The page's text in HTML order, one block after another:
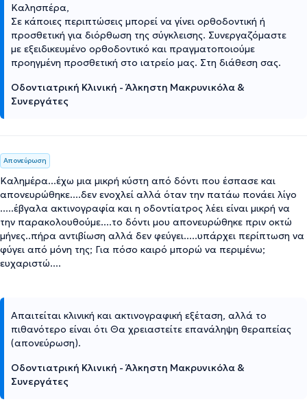
Καλησπέρα,
Σε κάποιες περιπτώσεις μπορεί να γίνει ορθοδοντική ή
προσθετική για διόρθωση της σύγκλεισης. Συνεργαζόμαστε
με εξειδικευμένο ορθοδοντικό και πραγματοποιούμε
προηγμένη προσθετική στο ιατρείο μας. Στη διάθεση σας.
Οδοντιατρική Κλινική - Άλκηστη Μακρυνικόλα &
Συνεργάτες
Απονεύρωση
Καλημέρα...έχω μια μικρή κύστη από δόντι που έσπασε και
απονευρώθηκε....δεν ενοχλεί αλλά όταν την πατάω πονάει λίγο
.....έβγαλα ακτινογραφία και η οδοντίατρος λέει είναι μικρή να
την παρακολουθούμε....το δόντι μου απονευρώθηκε πριν οκτώ
μήνες..πήρα αντιβίωση αλλά δεν φεύγει.....υπάρχει περίπτωση να
φύγει από μόνη της; Για πόσο καιρό μπορώ να περιμένω;
ευχαριστώ....
Απαιτείται κλινική και ακτινογραφική εξέταση, αλλά το
πιθανότερο είναι ότι Θα χρειαστείτε επανάληψη θεραπείας
(απονεύρωση).
Οδοντιατρική Κλινική - Άλκηστη Μακρυνικόλα &
Συνεργάτες